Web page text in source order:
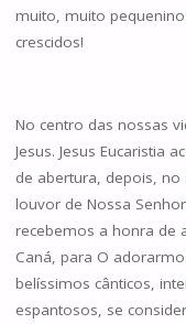
muito, muito
crescidos!
No centro das nossas
Jesus. Jesus Eucaristia
de abertura, depois,
louvor de Nossa
recebemos a honra de
Caná, para O
belíssimos cânticos,
espantosos, se